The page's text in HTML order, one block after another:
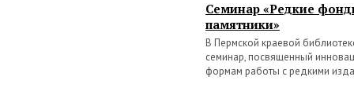
Семинар «Редкие
памятники»
В Пермской краевой
семинар, посвященный
формам работы с редкими